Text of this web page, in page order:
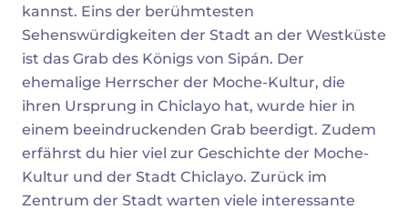
kannst. Eins der berühmtesten
Sehenswürdigkeiten der Stadt an der Westküste
ist das Grab des Königs von Sipán. Der
ehemalige Herrscher der Moche-Kultur, die
ihren Ursprung in Chiclayo hat, wurde hier in
einem beeindruckenden Grab beerdigt. Zudem
erfährst du hier viel zur Geschichte der Moche-
Kultur und der Stadt Chiclayo. Zurück im
Zentrum der Stadt warten viele interessante